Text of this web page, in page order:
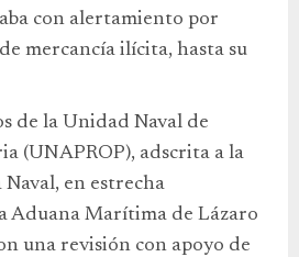
con alertamiento por
mercancía ilícita, hasta su
de la Unidad Naval de
(UNAPROP), adscrita a la
Naval, en estrecha
Aduana Marítima de Lázaro
una revisión con apoyo de